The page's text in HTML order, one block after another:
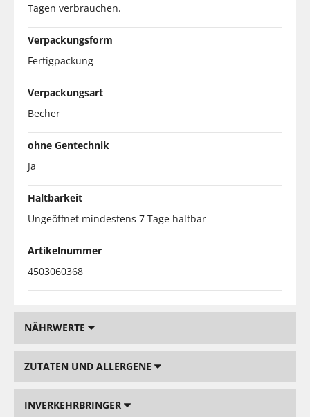
Tagen verbrauchen.
Verpackungsform
Fertigpackung
Verpackungsart
Becher
ohne Gentechnik
Ja
Haltbarkeit
Ungeöffnet mindestens 7 Tage haltbar
Artikelnummer
4503060368
NÄHRWERTE
ZUTATEN UND ALLERGENE
INVERKEHRBRINGER